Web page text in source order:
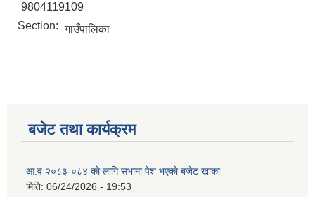
9804119109
Section: गाउँपालिका
बजेट तथा कार्यक्रम
आ.व २०८३-०८४ काे लागि सभामा पेश भएकाे बजेट खाका
मिति: 06/24/2026 - 19:53